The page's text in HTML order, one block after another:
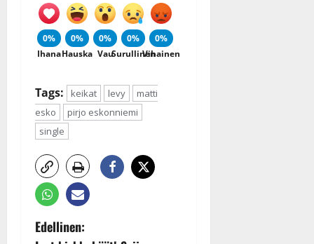
0%
Ihana
0%
Hauska
0%
Vau
0%
Surullinen
0%
Vihainen
Tags: keikat levy
matti
esko
pirjo eskonniemi
single
P
Edellinen: